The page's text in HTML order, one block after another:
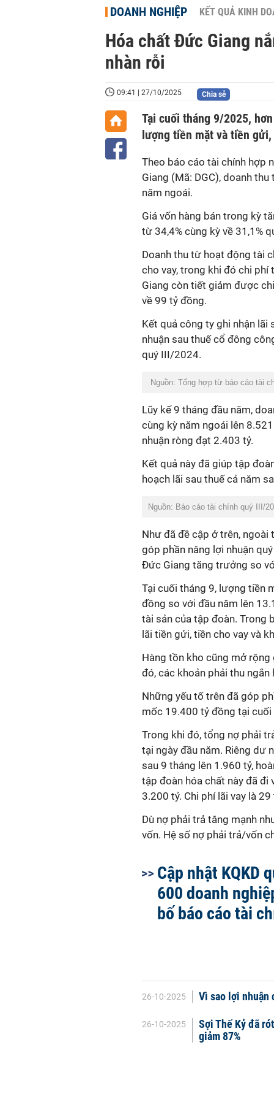
DOANH NGHIỆP KẾT QUẢ KINH
Hóa chất Đức Giang
nhàn rỗi
09:41 | 27/10/2025 Chia sẻ
Tại cuối tháng 9/2025,
lượng tiền mặt và tiền
Theo báo cáo tài chính hợp
Giang (Mã: DGC), doanh
năm ngoái.
Giá vốn hàng bán trong kỳ
từ 34,4% cùng kỳ về 31,1%
Doanh thu từ hoạt động tài
cho vay, trong khi đó chi phí
Giang còn tiết giảm được
về 99 tỷ đồng.
Kết quả công ty ghi nhận lãi
nhuận sau thuế cổ đông
quý III/2024.
Nguồn: Tổng hợp từ báo cáo tài
Lũy kế 9 tháng đầu năm,
cùng kỳ năm ngoái lên
nhuận ròng đạt 2.403 tỷ.
Kết quả này đã giúp tập
hoạch lãi sau thuế cả năm
Nguồn: Báo cáo tài chính quý III/
Như đã đề cập ở trên, ngoài
góp phần nâng lợi nhuận
Đức Giang tăng trưởng so
Tại cuối tháng 9, lượng tiền
đồng so với đầu năm lên
tài sản của tập đoàn. Trong
lãi tiền gửi, tiền cho vay và
Hàng tồn kho cũng mở
đó, các khoản phải thu
Những yếu tố trên đã góp
mốc 19.400 tỷ đồng tại cuối
Trong khi đó, tổng nợ phải
tại ngày đầu năm. Riêng dư
sau 9 tháng lên 1.960 tỷ,
tập đoàn hóa chất này đã đi
3.200 tỷ. Chi phí lãi vay là
Dù nợ phải trả tăng mạnh
vốn. Hệ số nợ phải trả/vốn
Cập nhật KQKD
600 doanh
bố báo cáo tài
26-10-2025 Vì sao lợi nhuận
26-10-2025
Sợi Thế Kỷ đã
giảm 87%